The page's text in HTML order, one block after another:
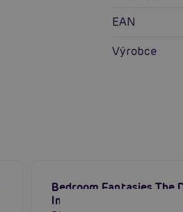
EAN
Výrobce
Bedroom Fantasies The
Inflatable Pillow (Black),